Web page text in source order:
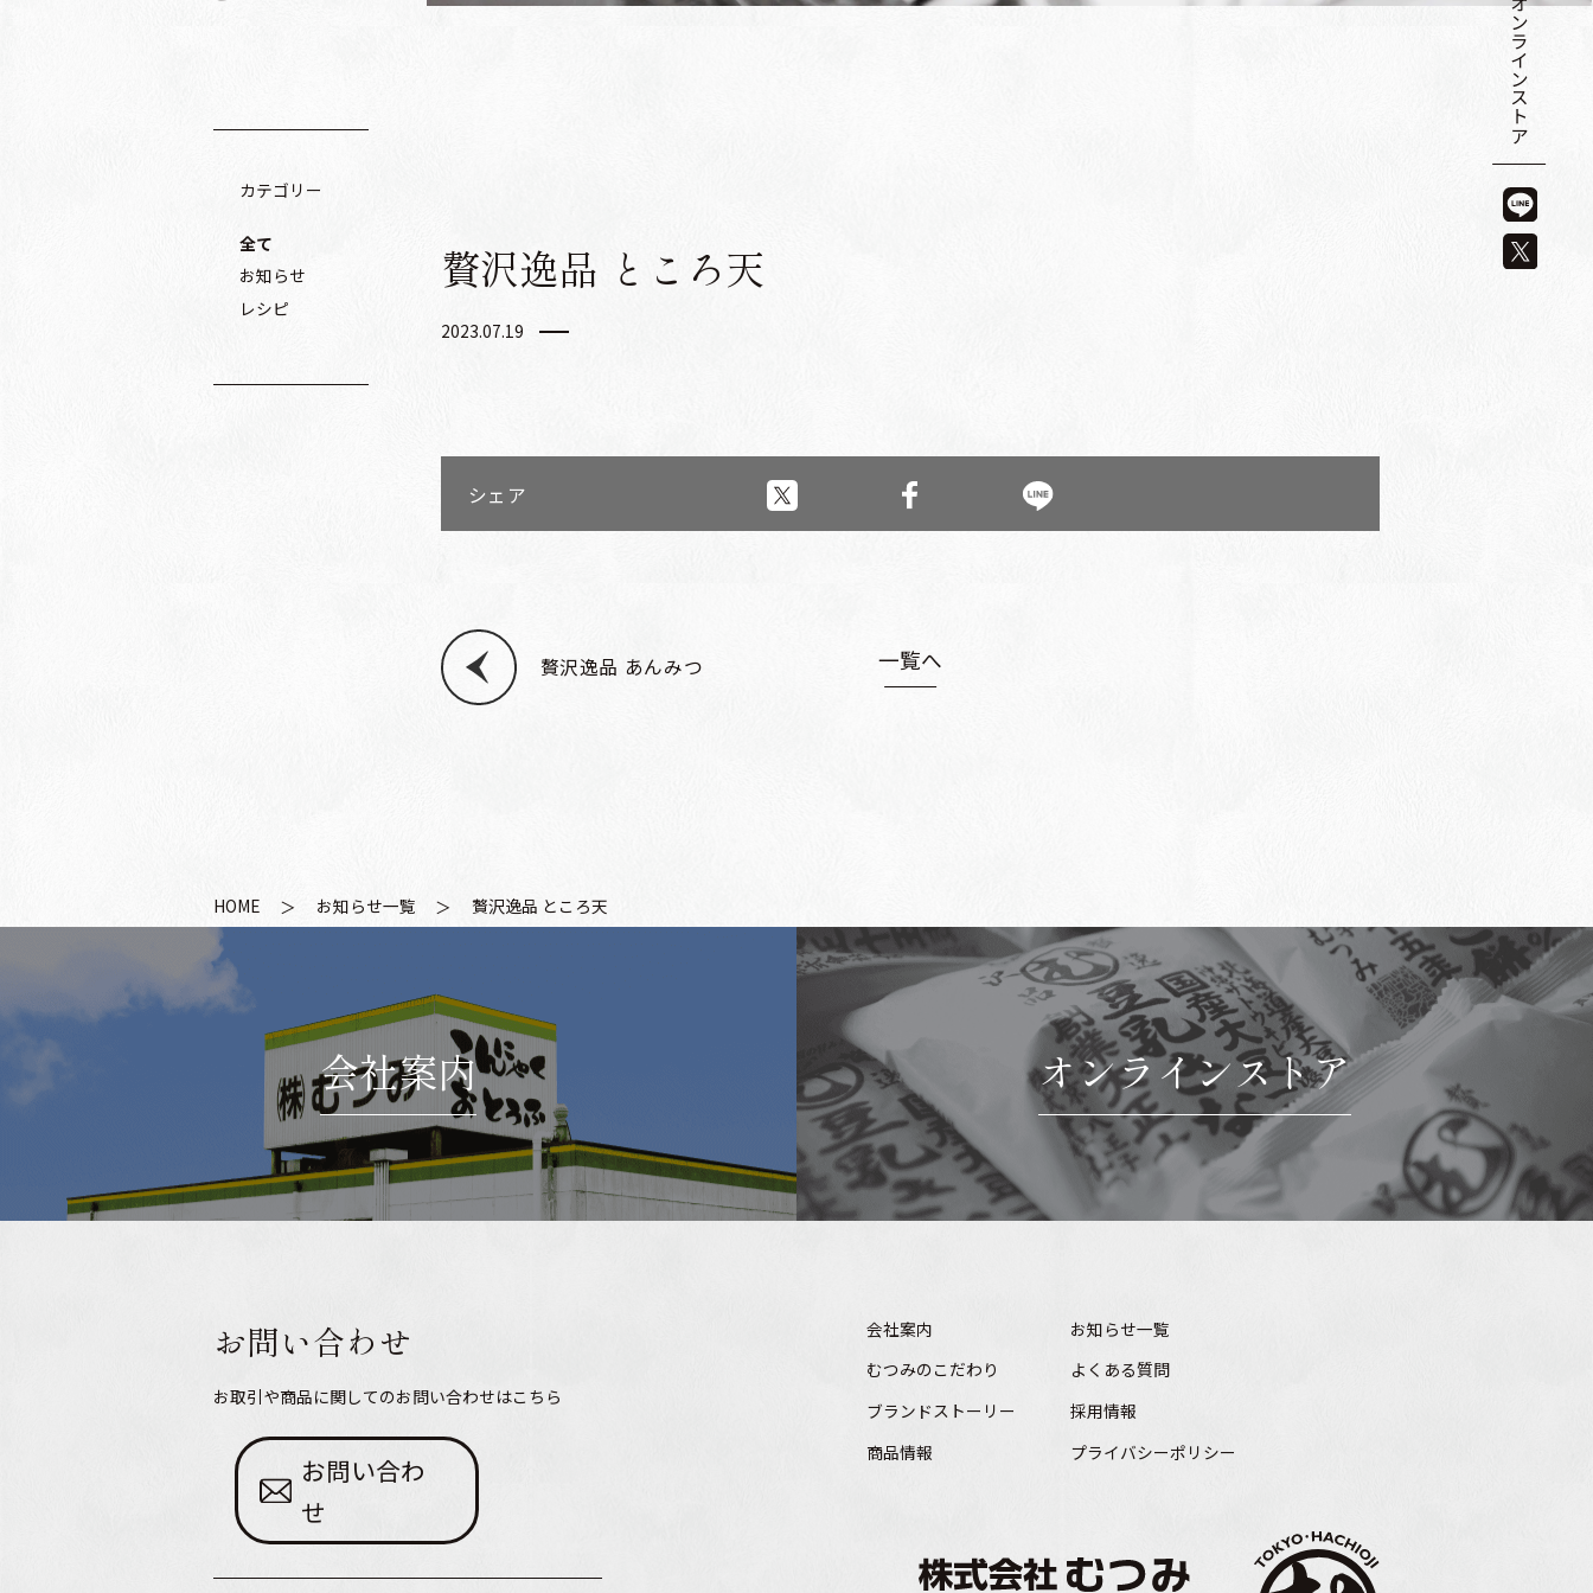
オンラインストア
カテゴリー
全て
お知らせ
レシピ
贅沢逸品 ところ天
2023.07.19
シェア
贅沢逸品 あんみつ 一覧へ
HOME お知らせ一覧 贅沢逸品 ところ天
会社案内 オンラインストア
お問い合わせ
お取引や商品に関してのお問い合わせはこちら
お問い合わ
せ
会社案内
お知らせ一覧
むつみのこだわり
よくある質問
ブランドストーリー
採用情報
商品情報
プライバシーポリシー